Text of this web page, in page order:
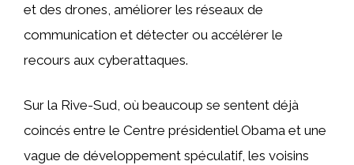
et des drones, améliorer les réseaux de
communication et détecter ou accélérer le
recours aux cyberattaques.
Sur la Rive-Sud, où beaucoup se sentent déjà
coincés entre le Centre présidentiel Obama et une
vague de développement spéculatif, les voisins